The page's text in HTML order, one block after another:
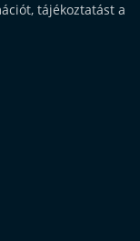
tájékoztatást a